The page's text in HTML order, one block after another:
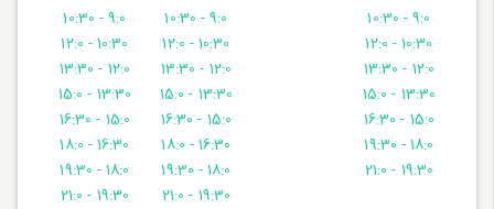
9:0 - 10:30
10:30 - 12:0
12:0 - 13:30
13:30 - 15:0
15:0 - 16:30
18:0 - 19:30
19:30 - 21:0
9:0 - 10:30
10:30 - 12:0
12:0 - 13:30
13:30 - 15:0
15:0 - 16:30
16:30 - 18:0
18:0 - 19:30
19:30 - 21:0
9:0 - 10:30
10:30 - 12:0
12:0 - 13:30
13:30 - 15:0
15:0 - 16:30
16:30 - 18:0
18:0 - 19:30
19:30 - 21:0